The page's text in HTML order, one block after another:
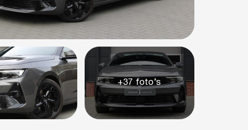
+37 foto’s